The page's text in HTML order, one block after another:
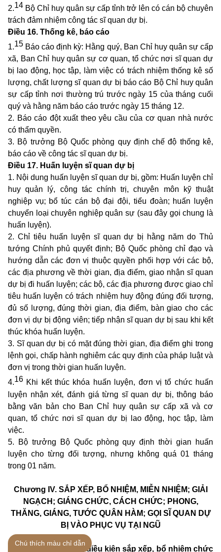
2.14 Bộ Chỉ huy quân sự cấp tỉnh trở lên có cán bộ chuyên
trách đảm nhiệm công tác sĩ quan dự bị.
Điều 16. Thống kê, báo cáo
1.15 Báo cáo định kỳ: Hằng quý, Ban Chỉ huy quân sự cấp
xã, Ban Chỉ huy quân sự cơ quan, tổ chức nơi sĩ quan dự
bị lao động, học tập, làm việc có trách nhiệm thống kê số
lượng, chất lượng sĩ quan dự bị báo cáo Bộ Chỉ huy quân
sự cấp tỉnh nơi thường trú trước ngày 15 của tháng cuối
quý và hằng năm báo cáo trước ngày 15 tháng 12.
2. Báo cáo đột xuất theo yêu cầu của cơ quan nhà nước
có thẩm quyền.
3. Bộ trưởng Bộ Quốc phòng quy định chế độ thống kê,
báo cáo về công tác sĩ quan dự bị.
Điều 17. Huấn luyện sĩ quan dự bị
1. Nội dung huấn luyện sĩ quan dự bị, gồm: Huấn luyện chỉ
huy quản lý, công tác chính trị, chuyên môn kỹ thuật
nghiệp vụ; bổ túc cán bộ đại đội, tiểu đoàn; huấn luyện
chuyển loại chuyên nghiệp quân sự (sau đây gọi chung là
huấn luyện).
2. Chỉ tiêu huấn luyện sĩ quan dự bị hằng năm do Thủ
tướng Chính phủ quyết định; Bộ Quốc phòng chỉ đạo và
hướng dẫn các đơn vị thuộc quyền phối hợp với các bộ,
các địa phương về thời gian, địa điểm, giao nhận sĩ quan
dự bị đi huấn luyện; các bộ, các địa phương được giao chỉ
tiêu huấn luyện có trách nhiệm huy động đúng đối tượng,
đủ số lượng, đúng thời gian, địa điểm, bàn giao cho các
đơn vị dự bị động viên; tiếp nhận sĩ quan dự bị sau khi kết
thúc khóa huấn luyện.
3. Sĩ quan dự bị có mặt đúng thời gian, địa điểm ghi trong
lệnh gọi, chấp hành nghiêm các quy định của pháp luật và
đơn vị trong thời gian huấn luyện.
4.16 Khi kết thúc khóa huấn luyện, đơn vị tổ chức huấn
luyện nhận xét, đánh giá từng sĩ quan dự bị, thông báo
bằng văn bản cho Ban Chỉ huy quân sự cấp xã và cơ
quan, tổ chức nơi sĩ quan dự bị lao động, học tập, làm
việc.
5. Bộ trưởng Bộ Quốc phòng quy định thời gian huấn
luyện cho từng đối tượng, nhưng không quá 01 tháng
trong 01 năm.
Chương IV. SẮP XẾP, BỔ NHIỆM, MIỄN NHIỆM; GIẢI
NGẠCH; GIÁNG CHỨC, CÁCH CHỨC; PHONG,
THĂNG, GIÁNG, TƯỚC QUÂN HÀM; GỌI SĨ QUAN DỰ
BỊ VÀO PHỤC VỤ TẠI NGŨ
Điều 18. Tiêu chuẩn, điều kiện sắp xếp, bổ nhiệm chức
Chú thích màu chỉ dẫn